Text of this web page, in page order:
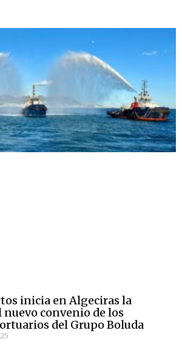
inicia en Algeciras la
convenio de los
del Grupo Boluda